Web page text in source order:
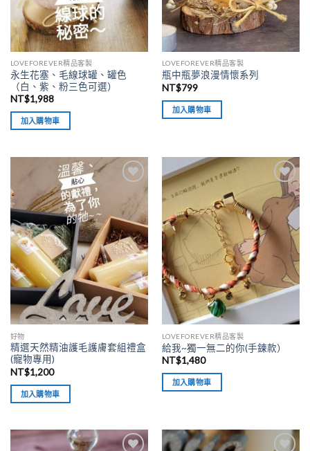
LOVEFOREVER精品客製
永生花塞、毛線球罐、罐色
（白、紫、粉三色可選）
NT$1,988
加入購物車
LOVEFOREVER精品客製
瓶中瓶夢浪漫情懷系列
NT$799
加入購物車
望清
單」
好物
精選天然精油護毛護膚套組禮盒
(寵物專用)
NT$1,200
加入購物車
加入
「願
望清
單」
LOVEFOREVER精品客製
給我~獨一無二的你(手鍊款）
NT$1,480
加入購物車